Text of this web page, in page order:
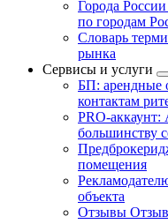
Города России
по городам
Словарь
рынка
Сервисы и услуги
БП: арендные
контактам
PRO-
большинству
помещения
объекта
Отзывы